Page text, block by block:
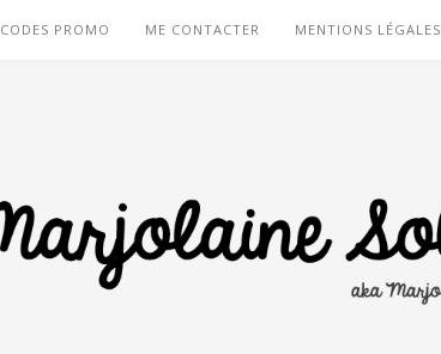
CODES PROMO ME CONTACTER MENTIONS LÉGALES